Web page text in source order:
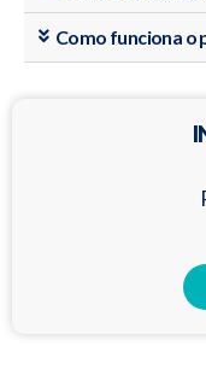
Como funciona o